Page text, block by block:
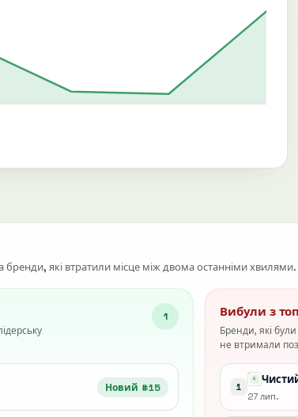
бренди, які втратили місце між двома останніми хвилями.
1
Новий #15
Вибули з
Бренди, які
не втримали
1
27 лип.